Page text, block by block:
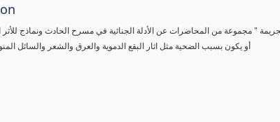
" مجموعة من المحاضرات عن الأدلة الجنائية في مسرح الحادث ونماذج
أو يكون بسبب الضحية مثل اثار البقع الدموية والعرق والشعر والسائل